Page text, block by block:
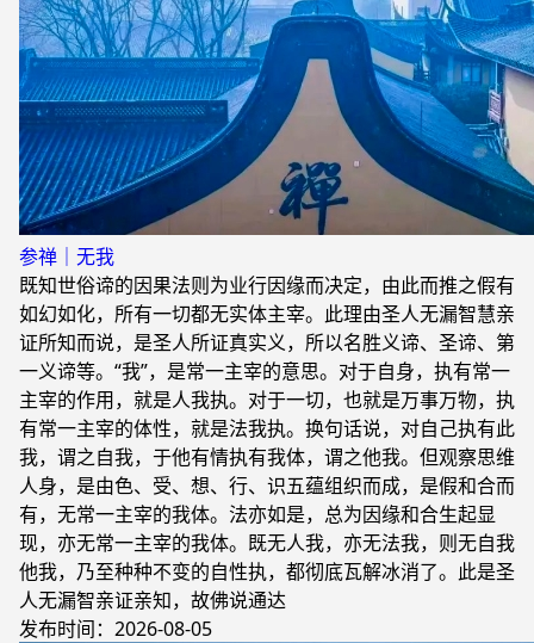
参禅｜无我
既知世俗谛的因果法则为业行因缘而决定，由此而推之假有
如幻如化，所有一切都无实体主宰。此理由圣人无漏智慧亲
证所知而说，是圣人所证真实义，所以名胜义谛、圣谛、第
一义谛等。“我”，是常一主宰的意思。对于自身，执有常一
主宰的作用，就是人我执。对于一切，也就是万事万物，执
有常一主宰的体性，就是法我执。换句话说，对自己执有此
我，谓之自我，于他有情执有我体，谓之他我。但观察思维
人身，是由色、受、想、行、识五蕴组织而成，是假和合而
有，无常一主宰的我体。法亦如是，总为因缘和合生起显
现，亦无常一主宰的我体。既无人我，亦无法我，则无自我
他我，乃至种种不变的自性执，都彻底瓦解冰消了。此是圣
人无漏智亲证亲知，故佛说通达
发布时间：2026-08-05